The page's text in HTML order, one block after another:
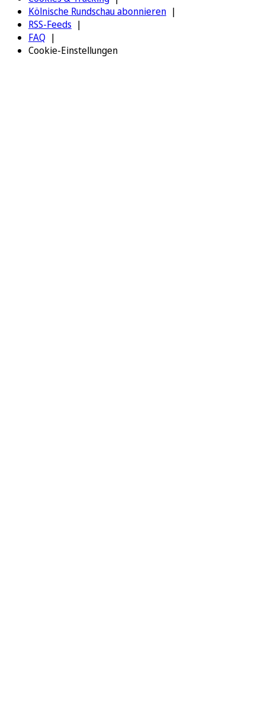
Kölnische Rundschau abonnieren
RSS-Feeds
FAQ
Cookie-Einstellungen